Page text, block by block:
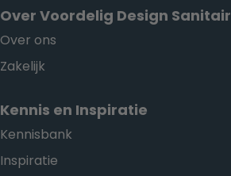
Over Voordelig Design Sanitair
Over ons
Zakelijk
Kennis en Inspiratie
Kennisbank
Inspiratie